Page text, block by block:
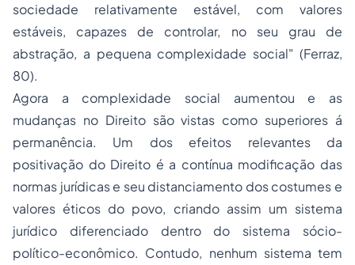
sociedade relativamente estável, com valores
estáveis, capazes de controlar, no seu grau de
abstração, a pequena complexidade social" (Ferraz,
80).
Agora a complexidade social aumentou e as
mudanças no Direito são vistas como superiores á
permanência. Um dos efeitos relevantes da
positivação do Direito é a contínua modificação das
normas jurídicas e seu distanciamento dos costumes e
valores éticos do povo, criando assim um sistema
jurídico diferenciado dentro do sistema sócio-
político-econômico. Contudo, nenhum sistema tem